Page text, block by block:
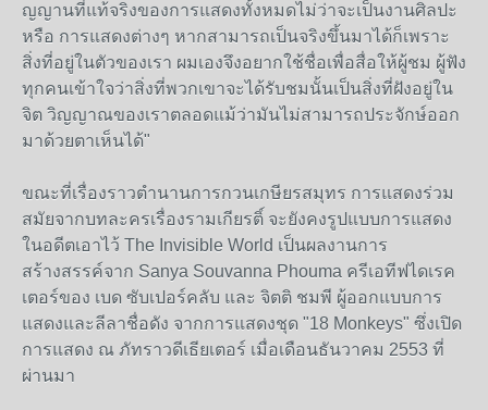
ญญานที่แท้จริงของการแสดงทั้งหมดไม่ว่าจะเป็นงานศิลปะ
หรือ การแสดงต่างๆ หากสามารถเป็นจริงขึ้นมาได้ก็เพราะ
สิ่งที่อยู่ในตัวของเรา ผมเองจึงอยากใช้ชื่อเพื่อสื่อให้ผู้ชม ผู้ฟัง
ทุกคนเข้าใจว่าสิ่งที่พวกเขาจะได้รับชมนั้นเป็นสิ่งที่ฝังอยู่ใน
จิต วิญญาณของเราตลอดแม้ว่ามันไม่สามารถประจักษ์ออก
มาด้วยตาเห็นได้"
ขณะที่เรื่องราวตำนานการกวนเกษียรสมุทร การแสดงร่วม
สมัยจากบทละครเรื่องรามเกียรติ์ จะยังคงรูปแบบการแสดง
ในอดีตเอาไว้ The Invisible World เป็นผลงานการ
สร้างสรรค์จาก Sanya Souvanna Phouma ครีเอทีฟไดเรค
เตอร์ของ เบด ซับเปอร์คลับ และ จิตติ ชมพี ผู้ออกแบบการ
แสดงและลีลาชื่อดัง จากการแสดงชุด "18 Monkeys" ซึ่งเปิด
การแสดง ณ ภัทราวดีเธียเตอร์ เมื่อเดือนธันวาคม 2553 ที่
ผ่านมา